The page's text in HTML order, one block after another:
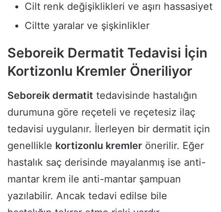
Cilt renk değişiklikleri ve aşırı hassasiyet
Ciltte yaralar ve şişkinlikler
Seboreik Dermatit Tedavisi İçin
Kortizonlu Kremler Öneriliyor
Seboreik dermatit tedavisinde hastalığın
durumuna göre reçeteli ve reçetesiz ilaç
tedavisi uygulanır. İlerleyen bir dermatit için
genellikle kortizonlu kremler önerilir. Eğer
hastalık saç derisinde mayalanmış ise anti-
mantar krem ile anti-mantar şampuan
yazılabilir. Ancak tedavi edilse bile